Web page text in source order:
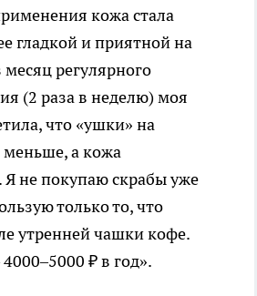
кожа стала
гладкой и приятной на
регулярного
(2 раза в неделю) моя
что «ушки» на
меньше, а кожа
Я не покупаю скрабы уже
только то, что
утренней чашки кофе.
₽ в год».